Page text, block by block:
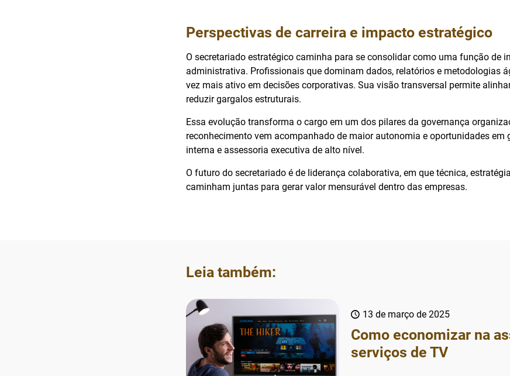
Perspectivas de carreira e impacto estratégico
O secretariado estratégico caminha para se consolidar como uma função de
administrativa. Profissionais que dominam dados, relatórios e metodologias
vez mais ativo em decisões corporativas. Sua visão transversal permite
reduzir gargalos estruturais.
Essa evolução transforma o cargo em um dos pilares da governança
reconhecimento vem acompanhado de maior autonomia e oportunidades em
interna e assessoria executiva de alto nível.
O futuro do secretariado é de liderança colaborativa, em que técnica,
caminham juntas para gerar valor mensurável dentro das empresas.
Leia também:
13 de março de 2025
Como economizar na
serviços de TV